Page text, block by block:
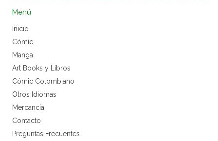
Menú
Inicio
Cómic
Manga
Art Books y Libros
Cómic Colombiano
Otros Idiomas
Mercancía
Contacto
Preguntas Frecuentes